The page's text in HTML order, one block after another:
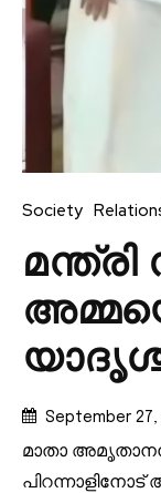
Society
September 27,
മാതാ
പിറന്നാളിനോട്